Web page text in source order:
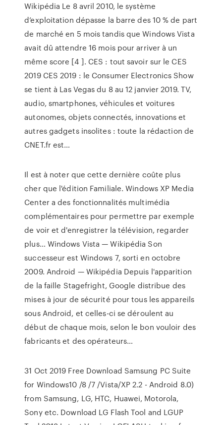
Wikipédia Le 8 avril 2010, le système
d’exploitation dépasse la barre des 10 % de part
de marché en 5 mois tandis que Windows Vista
avait dû attendre 16 mois pour arriver à un
même score [4 ]. CES : tout savoir sur le CES
2019 CES 2019 : le Consumer Electronics Show
se tient à Las Vegas du 8 au 12 janvier 2019. TV,
audio, smartphones, véhicules et voitures
autonomes, objets connectés, innovations et
autres gadgets insolites : toute la rédaction de
CNET.fr est…
Il est à noter que cette dernière coûte plus
cher que l'édition Familiale. Windows XP Media
Center a des fonctionnalités multimédia
complémentaires pour permettre par exemple
de voir et d'enregistrer la télévision, regarder
plus… Windows Vista — Wikipédia Son
successeur est Windows 7, sorti en octobre
2009. Android — Wikipédia Depuis l'apparition
de la faille Stagefright, Google distribue des
mises à jour de sécurité pour tous les appareils
sous Android, et celles-ci se déroulent au
début de chaque mois, selon le bon vouloir des
fabricants et des opérateurs…
31 Oct 2019 Free Download Samsung PC Suite
for Windows10 /8 /7 /Vista/XP 2.2 - Android 8.0)
from Samsung, LG, HTC, Huawei, Motorola,
Sony etc. Download LG Flash Tool and LGUP